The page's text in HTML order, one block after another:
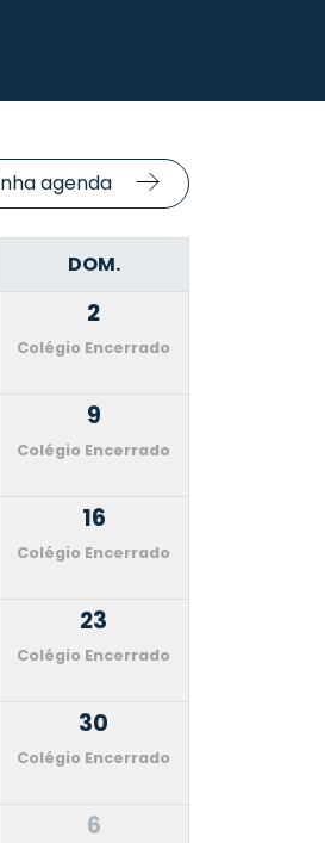
agenda
DOM.
2
Colégio Encerrado
9
Colégio Encerrado
16
Colégio Encerrado
23
Colégio Encerrado
30
Colégio Encerrado
6